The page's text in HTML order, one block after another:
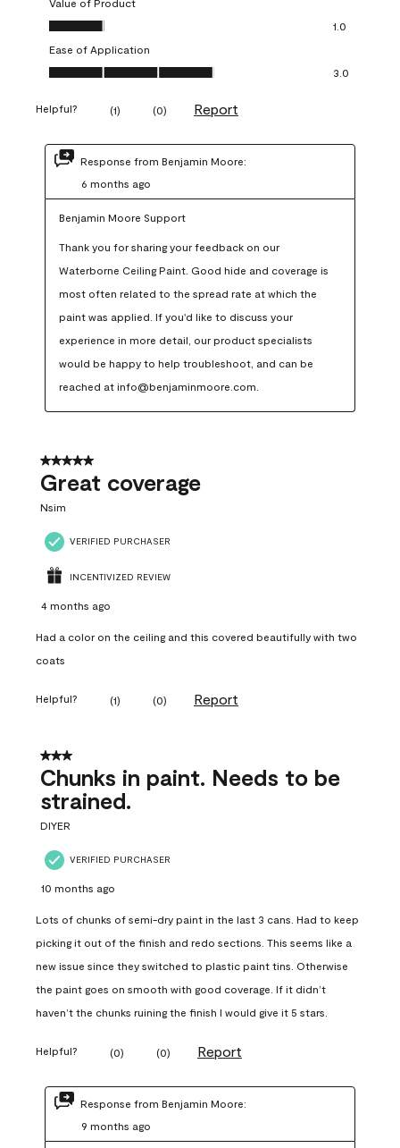
Value of Product
Value of Product, 1.0 out of 5
1.0
Ease of Application
Ease of Application, 3.0 out of 5
3.0
Helpful? (1) (0) Report
Response from Benjamin Moore:
6 months ago
Benjamin Moore Support
Thank you for sharing your feedback on our
Waterborne Ceiling Paint. Good hide and coverage is
most often related to the spread rate at which the
paint was applied. If you'd like to discuss your
experience in more detail, our product specialists
would be happy to help troubleshoot, and can be
reached at info@benjaminmoore.com.
5 out of 5 stars.
Great coverage
Nsim
VERIFIED PURCHASER
INCENTIVIZED REVIEW
4 months ago
Had a color on the ceiling and this covered beautifully with two
coats
Helpful? (1) (0) Report
3 out of 5 stars.
Chunks in paint. Needs to be
strained.
DIYER
VERIFIED PURCHASER
10 months ago
Lots of chunks of semi-dry paint in the last 3 cans. Had to keep
picking it out of the finish and redo sections. This seems like a
new issue since they switched to plastic paint tins. Otherwise
the paint goes on smooth with good coverage. If it didn’t
haven’t the chunks ruining the finish I would give it 5 stars.
Helpful? (0) (0) Report
Response from Benjamin Moore:
9 months ago